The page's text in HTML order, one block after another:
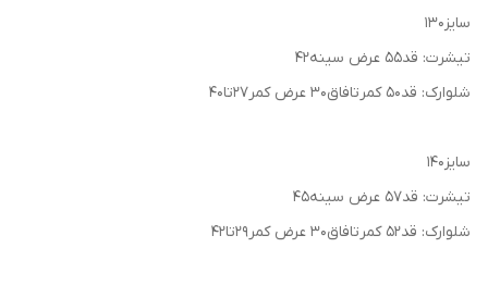
سایز۱۳۰
تیشرت: قد۵۵ عرض‌ سینه۴۲
شلوارک: قد۵۰ کمرتافاق۳۰ عرض کمر۲۷تا۴۰
سایز۱۴۰
تیشرت: قد۵۷ عرض‌ سینه۴۵
شلوارک: قد۵۲ کمرتافاق۳۰ عرض کمر۲۹تا۴۲